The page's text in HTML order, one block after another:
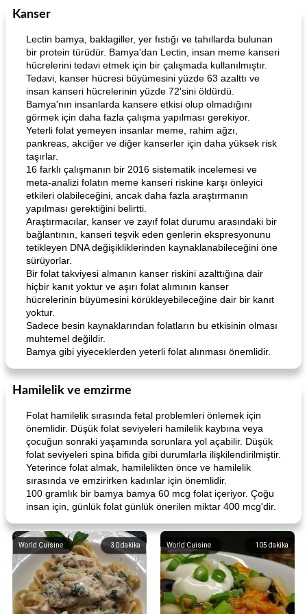
Kanser
Lectin bamya, baklagiller, yer fıstığı ve tahıllarda bulunan
bir protein türüdür. Bamya'dan Lectin, insan meme kanseri
hücrelerini tedavi etmek için bir çalışmada kullanılmıştır.
Tedavi, kanser hücresi büyümesini yüzde 63 azalttı ve
insan kanseri hücrelerinin yüzde 72'sini öldürdü.
Bamya'nın insanlarda kansere etkisi olup olmadığını
görmek için daha fazla çalışma yapılması gerekiyor.
Yeterli folat yemeyen insanlar meme, rahim ağzı,
pankreas, akciğer ve diğer kanserler için daha yüksek risk
taşırlar.
16 farklı çalışmanın bir 2016 sistematik incelemesi ve
meta-analizi folatın meme kanseri riskine karşı önleyici
etkileri olabileceğini, ancak daha fazla araştırmanın
yapılması gerektiğini belirtti.
Araştırmacılar, kanser ve zayıf folat durumu arasındaki bir
bağlantının, kanseri teşvik eden genlerin ekspresyonunu
tetikleyen DNA değişikliklerinden kaynaklanabileceğini öne
sürüyorlar.
Bir folat takviyesi almanın kanser riskini azalttığına dair
hiçbir kanıt yoktur ve aşırı folat alımının kanser
hücrelerinin büyümesini körükleyebileceğine dair bir kanıt
yoktur.
Sadece besin kaynaklarından folatların bu etkisinin olması
muhtemel değildir.
Bamya gibi yiyeceklerden yeterli folat alınması önemlidir.
Hamilelik ve emzirme
Folat hamilelik sırasında fetal problemleri önlemek için
önemlidir. Düşük folat seviyeleri hamilelik kaybına veya
çocuğun sonraki yaşamında sorunlara yol açabilir. Düşük
folat seviyeleri spina bifida gibi durumlarla ilişkilendirilmiştir.
Yeterince folat almak, hamilelikten önce ve hamilelik
sırasında ve emzirirken kadınlar için önemlidir.
100 gramlık bir bamya bamya 60 mcg folat içeriyor. Çoğu
insan için, günlük folat günlük önerilen miktar 400 mcg'dir.
30dakika
World Cuisine 105 dakika
World Cuisine